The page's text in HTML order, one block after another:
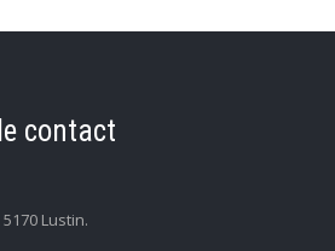
contact
Lustin.